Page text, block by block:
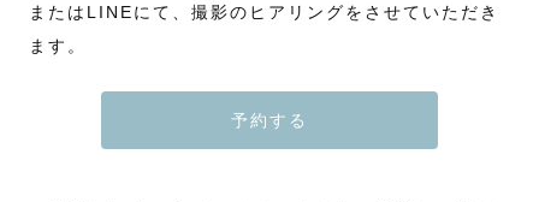
またはLINEにて、撮影のヒアリングをさせていただき
ます。
予約する